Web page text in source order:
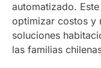
automatizado.
optimizar costos y
soluciones
las familias